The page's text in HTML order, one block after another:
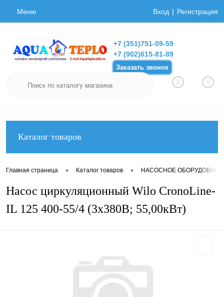
Меню Вход Регистрация
+7 (351)751-09-59
+7 (902)615-81-89
Заказать звонок
0 0
Каталог товаров
Главная страница • Каталог товаров • НАСОСНОЕ
Насос циркуляционный Wilo CronoLine-
IL 125 400-55/4 (3х380В; 55,00кВт)